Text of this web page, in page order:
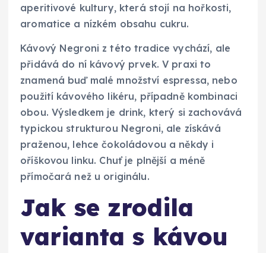
aperitivové kultury, která stojí na hořkosti,
aromatice a nízkém obsahu cukru.
Kávový Negroni z této tradice vychází, ale
přidává do ní kávový prvek. V praxi to
znamená buď malé množství espressa, nebo
použití kávového likéru, případně kombinaci
obou. Výsledkem je drink, který si zachovává
typickou strukturou Negroni, ale získává
praženou, lehce čokoládovou a někdy i
oříškovou linku. Chuť je plnější a méně
přímočará než u originálu.
Jak se zrodila
varianta s kávou